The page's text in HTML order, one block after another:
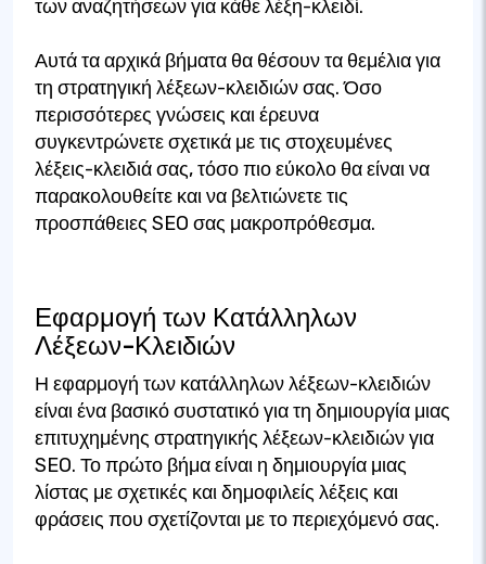
των αναζητήσεων για κάθε λέξη-κλειδί.
Αυτά τα αρχικά βήματα θα θέσουν τα θεμέλια για
τη στρατηγική λέξεων-κλειδιών σας. Όσο
περισσότερες γνώσεις και έρευνα
συγκεντρώνετε σχετικά με τις στοχευμένες
λέξεις-κλειδιά σας, τόσο πιο εύκολο θα είναι να
παρακολουθείτε και να βελτιώνετε τις
προσπάθειες SEO σας μακροπρόθεσμα.
Εφαρμογή των Κατάλληλων
Λέξεων-Κλειδιών
Η εφαρμογή των κατάλληλων λέξεων-κλειδιών
είναι ένα βασικό συστατικό για τη δημιουργία μιας
επιτυχημένης στρατηγικής λέξεων-κλειδιών για
SEO. Το πρώτο βήμα είναι η δημιουργία μιας
λίστας με σχετικές και δημοφιλείς λέξεις και
φράσεις που σχετίζονται με το περιεχόμενό σας.